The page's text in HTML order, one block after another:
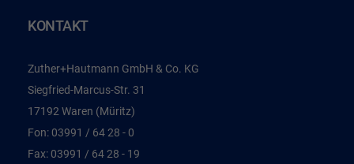
KONTAKT
Zuther+Hautmann GmbH & Co. KG
Siegfried-Marcus-Str. 31
17192 Waren (Müritz)
Fon: 03991 / 64 28 - 0
Fax: 03991 / 64 28 - 19